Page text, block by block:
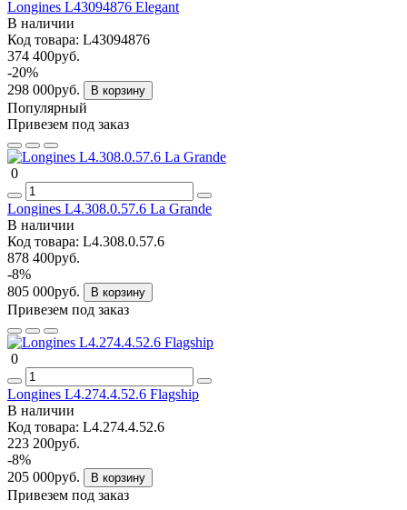
Longines L43094876 Elegant
В наличии
Код товара: L43094876
374 400руб.
-20%
298 000руб.
В корзину
Популярный
Привезем под заказ
0
Longines L4.308.0.57.6 La Grande
В наличии
Код товара: L4.308.0.57.6
878 400руб.
-8%
805 000руб.
В корзину
Привезем под заказ
0
Longines L4.274.4.52.6 Flagship
В наличии
Код товара: L4.274.4.52.6
223 200руб.
-8%
205 000руб.
В корзину
Привезем под заказ